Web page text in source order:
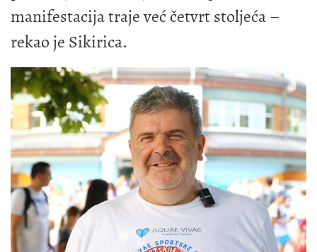
manifestacija traje već četvrt stoljeća –
rekao je Sikirica.